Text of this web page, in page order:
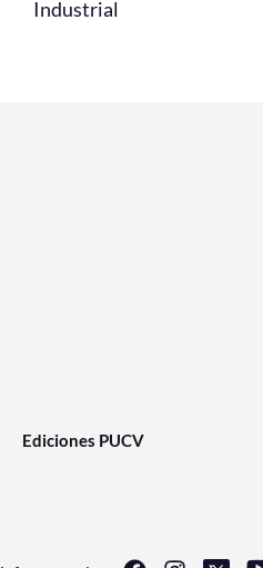
Industrial
Ediciones PUCV